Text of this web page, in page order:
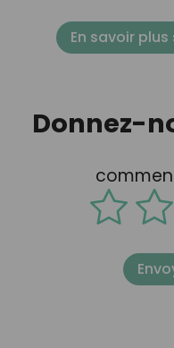
En savoir
Donnez-